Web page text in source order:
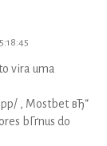
vira uma
, Mostbet вЂ“
bГґnus do